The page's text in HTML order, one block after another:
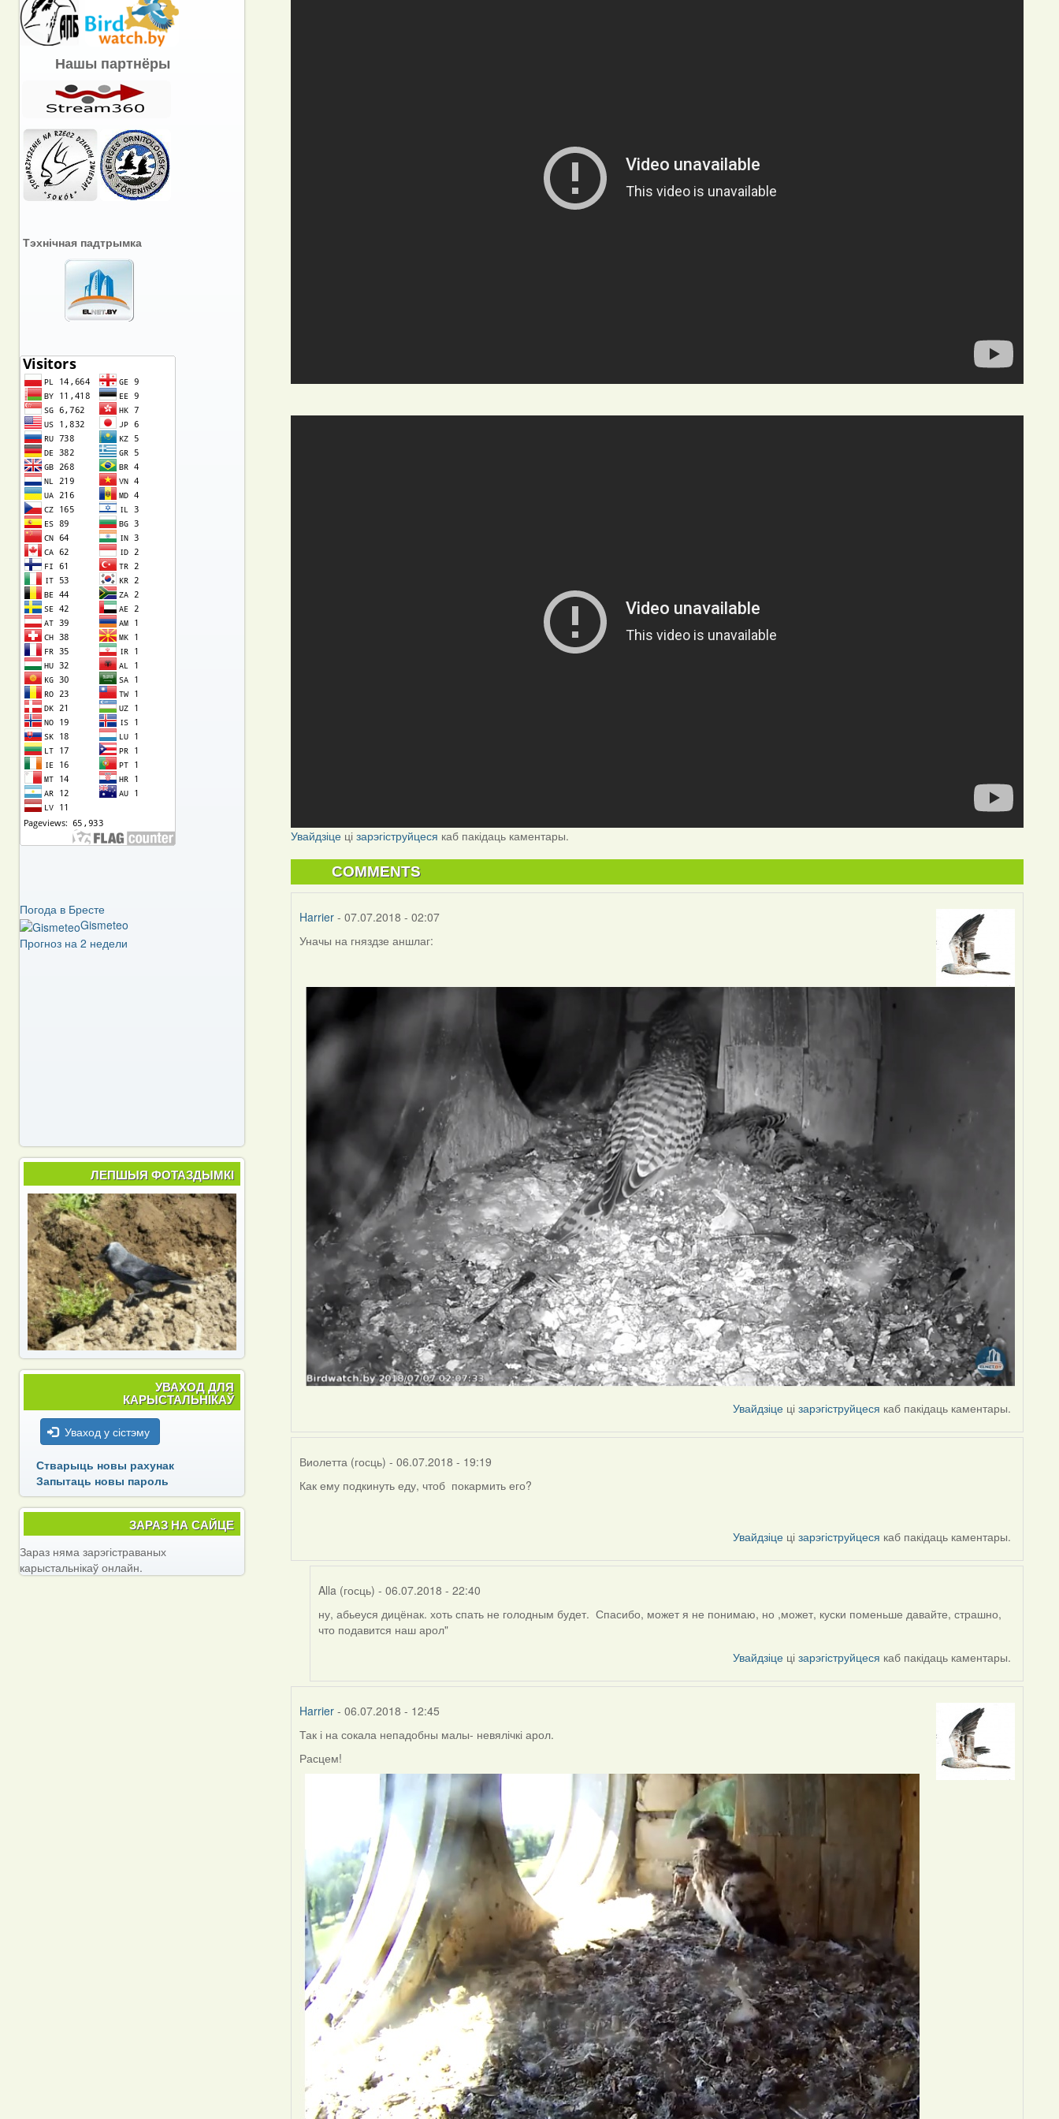
Увайдзіце цізарэгіструйцеся каб пакідаць каментары.
COMMENTS
Harrier - 07.07.2018 - 02:07
Уначы на гняздзе аншлаг:
Увайдзіце цізарэгіструйцеся каб пакідаць каментары.
Виолетта (госць) - 06.07.2018 - 19:19
Как ему подкинуть еду, чтоб покармить его?
Увайдзіце цізарэгіструйцеся каб пакідаць каментары.
Alla (госць) - 06.07.2018 - 22:40
In
reply
Виолетта
ну, абьеуся дицёнак. хоть спать не голодным будет. Спасибо, может я не понимаю, но ,может, куски поменьше давайте, страшно,
что подавится наш арол"
Увайдзіце цізарэгіструйцеся каб пакідаць каментары.
Harrier - 06.07.2018 - 12:45
Так і на сокала непадобны малы- невялічкі арол.
Расцем!
Нашы партнёры
Тэхнічная падтрымка
Погода в Бресте
Gismeteo
Прогноз на 2 недели
ЛЕПШЫЯ ФОТАЗДЫМКІ
УВАХОД ДЛЯ
КАРЫСТАЛЬНІКАЎ
Уваход у сістэму
Стварыць новы рахунак
Запытаць новы пароль
ЗАРАЗ НА САЙЦЕ
Зараз няма зарэгістраваных
карыстальнікаў онлайн.